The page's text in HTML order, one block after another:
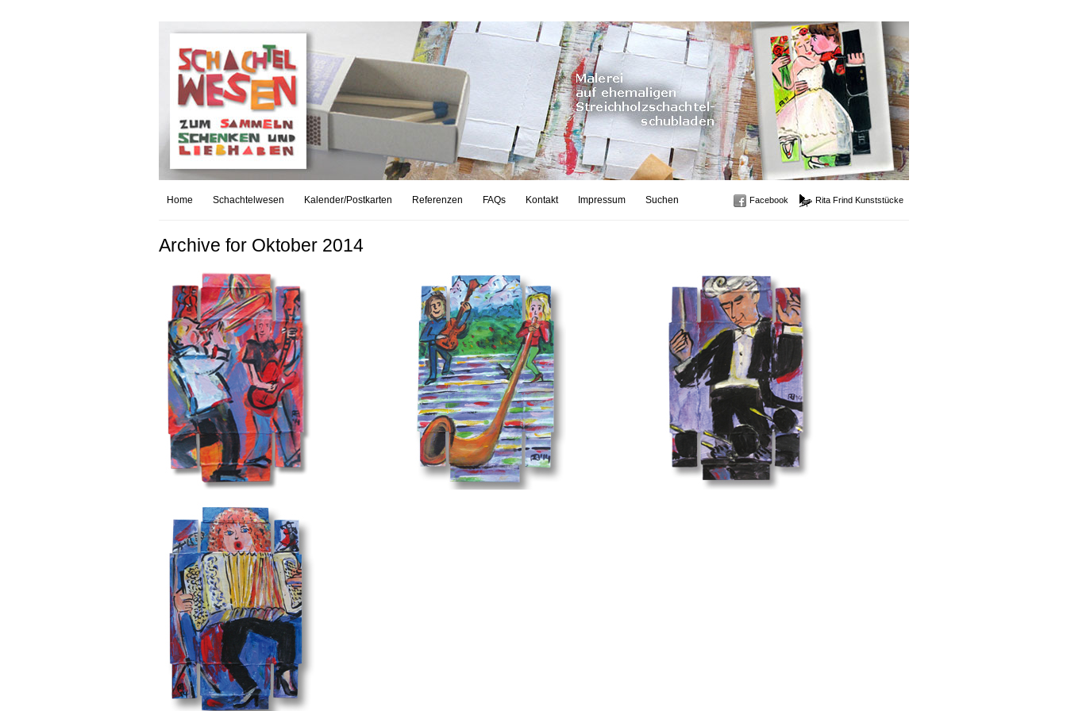
Rita Frind Kunststücke
Facebook
Home Schachtelwesen Kalender/Postkarten Referenzen FAQs Kontakt Impressum Suchen
Archive for Oktober 2014